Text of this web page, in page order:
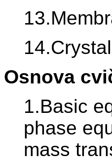
Osnova
1.Basic
phase
mass